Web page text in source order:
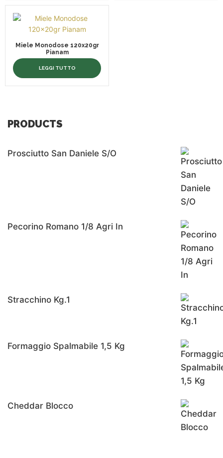
Miele Monodose 120x20gr
Pianam
LEGGI TUTTO
PRODUCTS
Prosciutto San Daniele S/o
Pecorino Romano 1/8 Agri In
Stracchino Kg.1
Formaggio Spalmabile 1,5 Kg
Cheddar Blocco